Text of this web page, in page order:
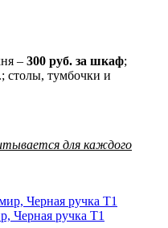
– 300 руб. за шкаф;
.; столы, тумбочки и
для каждого
Черная ручка Т1